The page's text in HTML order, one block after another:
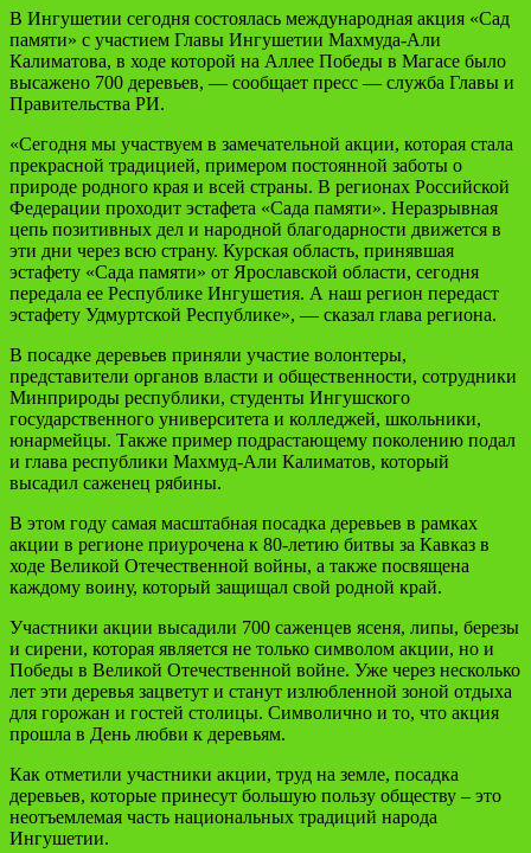
В Ингушетии сегодня состоялась международная акция «Сад
памяти» с участием Главы Ингушетии Махмуда-Али
Калиматова, в ходе которой на Аллее Победы в Магасе было
высажено 700 деревьев, — сообщает пресс — служба Главы и
Правительства РИ.
«Сегодня мы участвуем в замечательной акции, которая стала
прекрасной традицией, примером постоянной заботы о
природе родного края и всей страны. В регионах Российской
Федерации проходит эстафета «Сада памяти». Неразрывная
цепь позитивных дел и народной благодарности движется в
эти дни через всю страну. Курская область, принявшая
эстафету «Сада памяти» от Ярославской области, сегодня
передала ее Республике Ингушетия. А наш регион передаст
эстафету Удмуртской Республике», — сказал глава региона.
В посадке деревьев приняли участие волонтеры,
представители органов власти и общественности, сотрудники
Минприроды республики, студенты Ингушского
государственного университета и колледжей, школьники,
юнармейцы. Также пример подрастающему поколению подал
и глава республики Махмуд-Али Калиматов, который
высадил саженец рябины.
В этом году самая масштабная посадка деревьев в рамках
акции в регионе приурочена к 80-летию битвы за Кавказ в
ходе Великой Отечественной войны, а также посвящена
каждому воину, который защищал свой родной край.
Участники акции высадили 700 саженцев ясеня, липы, березы
и сирени, которая является не только символом акции, но и
Победы в Великой Отечественной войне. Уже через несколько
лет эти деревья зацветут и станут излюбленной зоной отдыха
для горожан и гостей столицы. Символично и то, что акция
прошла в День любви к деревьям.
Как отметили участники акции, труд на земле, посадка
деревьев, которые принесут большую пользу обществу – это
неотъемлемая часть национальных традиций народа
Ингушетии.